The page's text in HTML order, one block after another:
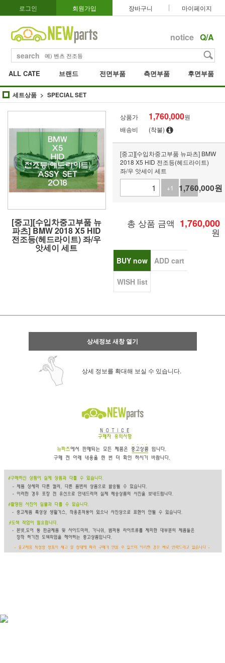
로그인 회원가입 장바구니 마이페이지
notice Q/A
search
ALL CATE 브랜드 전면부품 측면부품 후면부품
세트상품 SPECIAL SET
[중고][수입차중고부품 뉴
파츠] BMW 2018 X5 HID
전조등(헤드라이트) 좌/우
앗세이 세트
상품가 1,760,000원
배송비
(착불)
[중고][수입차중고부품 뉴파츠] BMW
2018 X5 HID 전조등(헤드라이트)
좌/우 앗세이 세트
+1
-1
1,760,000원
총 상품 금액 1,760,000
원
BUY now ADD cart
WISH list
상세정보 새창 열기
상세 정보를 확대해 보실 수 있습니다.